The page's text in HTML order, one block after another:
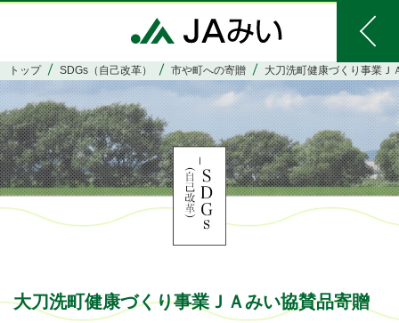
トップ SDGs（自己改革） 市や町への寄贈 大刀洗町健康づくり事業Ｊ
大刀洗町健康づくり事業ＪＡみい協賛品寄贈